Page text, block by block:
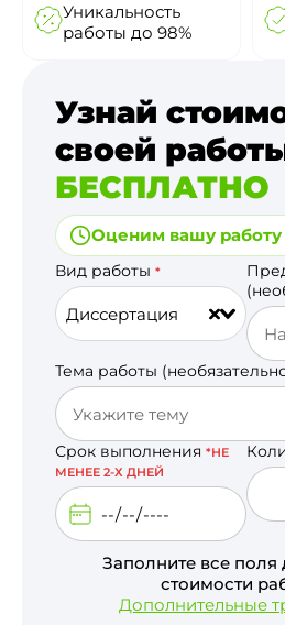
Уникальность
работы до 98%
Узнай
своей
БЕСПЛАТНО
Оценим вашу работу
Вид работы *
Диссертация
Тема работы
Срок выполнения *НЕ
МЕНЕЕ 2-Х ДНЕЙ
Заполните все поля
стоимости
Дополнительные